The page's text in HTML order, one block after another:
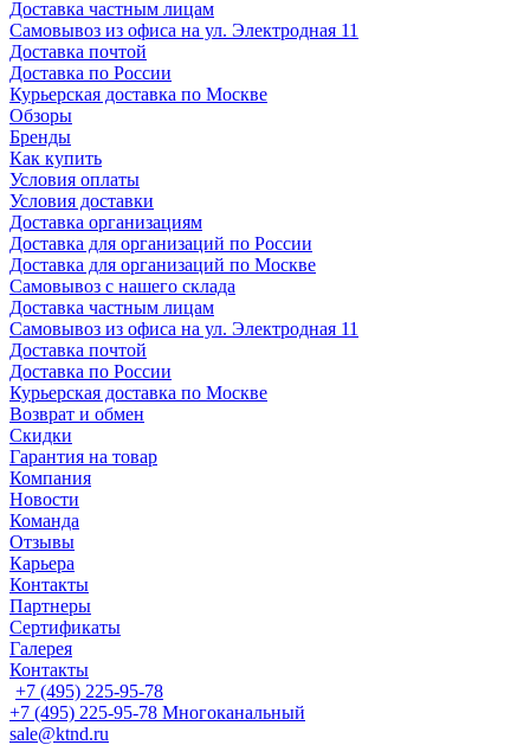
Доставка частным лицам
Самовывоз из офиса на ул. Электродная 11
Доставка почтой
Доставка по России
Курьерская доставка по Москве
Обзоры
Бренды
Как купить
Условия оплаты
Условия доставки
Доставка организациям
Доставка для организаций по России
Доставка для организаций по Москве
Самовывоз с нашего склада
Доставка частным лицам
Самовывоз из офиса на ул. Электродная 11
Доставка почтой
Доставка по России
Курьерская доставка по Москве
Возврат и обмен
Скидки
Гарантия на товар
Компания
Новости
Команда
Отзывы
Карьера
Контакты
Партнеры
Сертификаты
Галерея
Контакты
+7 (495) 225-95-78
+7 (495) 225-95-78 Многоканальный
sale@ktnd.ru